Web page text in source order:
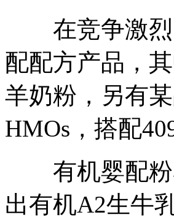
在竞争激烈
配配方产品，
羊奶粉，另有
HMOs，搭配
有机婴配粉
出有机A2生牛